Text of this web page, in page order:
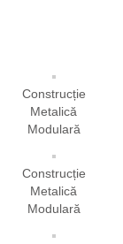
Construcție
Metalică
Modulară
Construcție
Metalică
Modulară